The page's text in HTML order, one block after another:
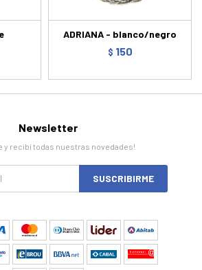
ADRIANA - blanco/negro
$ 150
Newsletter
y recibí todas nuestras novedades!
SUSCRIBIRME